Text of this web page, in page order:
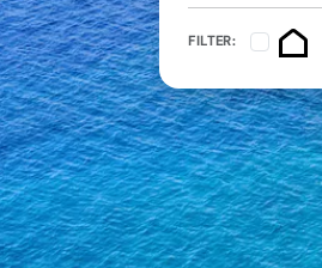
FILTER: